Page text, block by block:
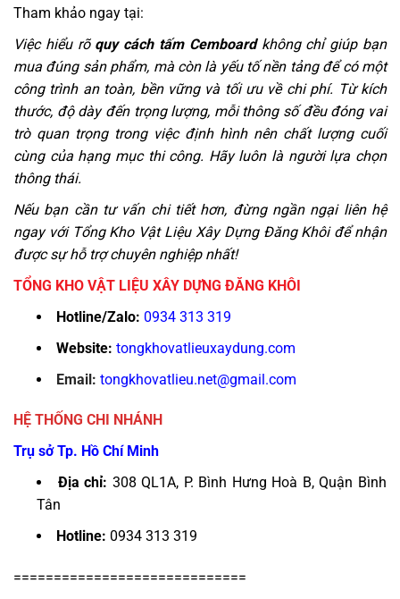
Tham khảo ngay tại:
Việc hiểu rõ quy cách tấm Cemboardkhông chỉ giúp bạn
mua đúng sản phẩm, mà còn là yếu tố nền tảng để có một
công trình an toàn, bền vững và tối ưu về chi phí. Từ kích
thước, độ dày đến trọng lượng, mỗi thông số đều đóng vai
trò quan trọng trong việc định hình nên chất lượng cuối
cùng của hạng mục thi công. Hãy luôn là người lựa chọn
thông thái.
Nếu bạn cần tư vấn chi tiết hơn, đừng ngần ngại liên hệ
ngay với Tổng Kho Vật Liệu Xây Dựng Đăng Khôi để nhận
được sự hỗ trợ chuyên nghiệp nhất!
TỔNG KHO VẬT LIỆU XÂY DỰNG ĐĂNG KHÔI
Hotline/Zalo: 0934 313 319
Website: tongkhovatlieuxaydung.com
Email: tongkhovatlieu.net@gmail.com
HỆ THỐNG CHI NHÁNH
Trụ sở Tp. Hồ Chí Minh
Địa chỉ: 308 QL1A, P. Bình Hưng Hoà B, Quận Bình
Tân
Hotline: 0934 313 319
=============================